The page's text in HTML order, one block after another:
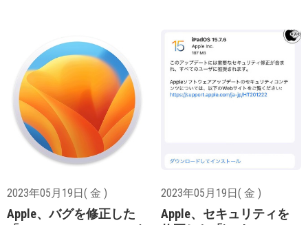
2023年05月19日( 金 )
Apple、バグを修正した
2023年05月19日( 金 )
Apple、セキュリティを